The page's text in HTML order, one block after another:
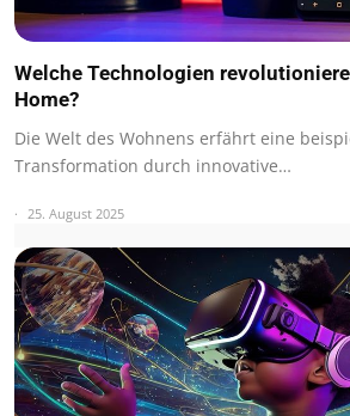
Welche Technologien
Home?
Die Welt des Wohnens erfährt eine
Transformation durch innovative…
25. August 2025